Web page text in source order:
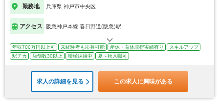
勤務地 兵庫県 神戸市中央区
アクセス 阪急神戸本線 春日野道(阪急)駅
年収700万円以上可 未経験者も応募可能 産休・育休取得実績有り
スキルアップ
駅チカ
店舗数30以上 積極採用中 夏～秋入職可
求人の詳細を見る この求人に興味がある